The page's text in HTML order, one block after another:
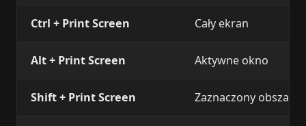
Ctrl + Print Screen Cały ekran
Alt + Print Screen Aktywne okno
Shift + Print Screen Zaznaczony obszar